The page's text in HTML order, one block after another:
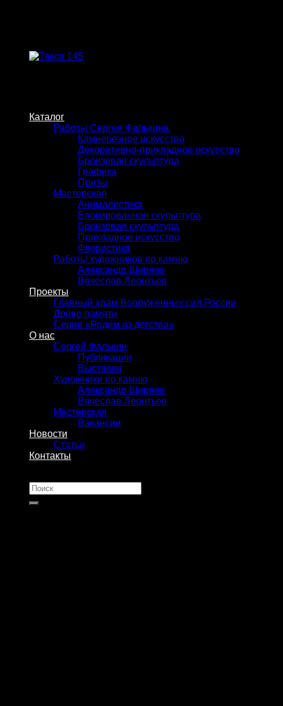
Каталог
Работы Сергея Фалькина
Камнерезное искусство
Декоративно-прикладное искусство
Бронзовая скульптура
Графика
Призы
Мастерская
Анималистика
Блокированная скульптура
Бронзовая скульптура
Прикладное искусство
Флористика
Работы художников по камню
Александр Ширяев
Вячеслав Леонтьев
Проекты
Главный храм Вооруженных сил России
Древо памяти
Серия «Родом из детства»
О нас
Сергей Фалькин
Публикации
Выставки
Художники по камню
Александр Ширяев
Вячеслав Леонтьев
Мастерская
Вакансии
Новости
Статьи
Контакты
Искать: